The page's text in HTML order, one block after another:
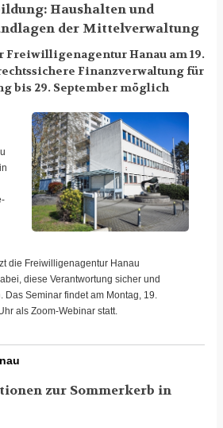
Haushalten und
der Mittelverwaltung
Freiwilligenagentur Hanau am 19.
Finanzverwaltung für
bis 29. September möglich
die Freiwilligenagentur Hanau
diese Verantwortung sicher und
Das Seminar findet am Montag, 19.
als Zoom-Webinar statt.
zur Sommerkerb in